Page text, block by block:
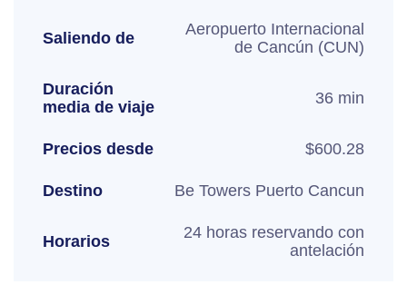
Saliendo de
Aeropuerto Internacional
de Cancún (CUN)
Duración
media de viaje
36 min
Precios desde $600.28
Destino Be Towers Puerto Cancun
Horarios
24 horas reservando con
antelación